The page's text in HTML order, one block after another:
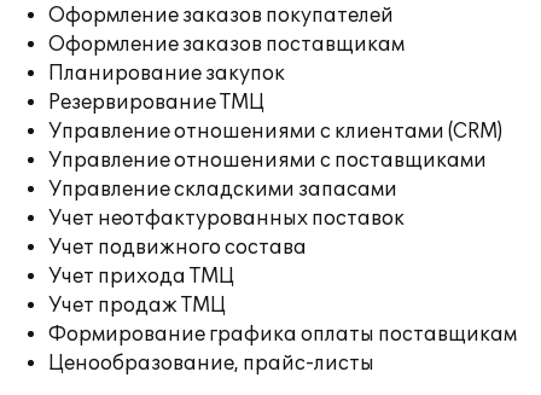
Оформление заказов покупателей
Оформление заказов поставщикам
Планирование закупок
Резервирование ТМЦ
Управление отношениями с клиентами (CRM)
Управление отношениями с поставщиками
Управление складскими запасами
Учет неотфактурованных поставок
Учет подвижного состава
Учет прихода ТМЦ
Учет продаж ТМЦ
Формирование графика оплаты поставщикам
Ценообразование, прайс-листы